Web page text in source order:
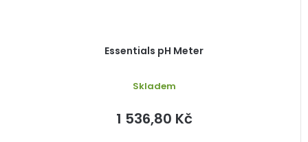
Essentials pH Meter
Skladem
1 536,80 Kč